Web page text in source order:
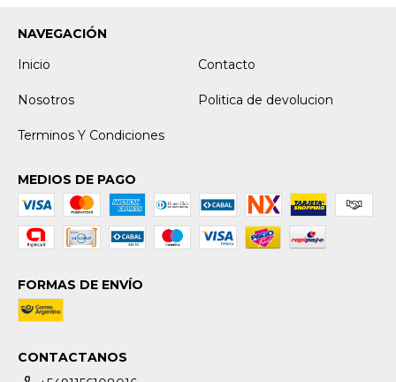
NAVEGACIÓN
Inicio
Contacto
Nosotros Politica de devolucion
Terminos Y Condiciones
MEDIOS DE PAGO
FORMAS DE ENVÍO
CONTACTANOS